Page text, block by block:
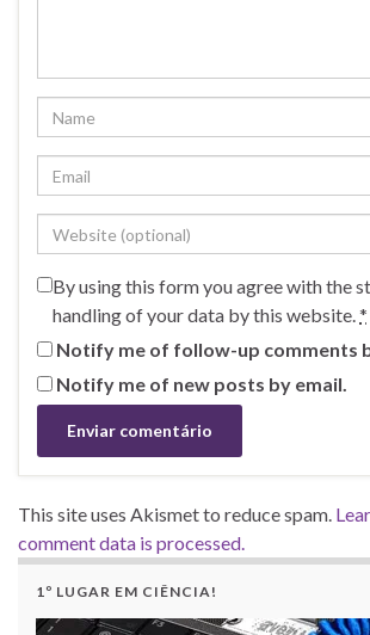
By using this form you agree with the
handling of your data by this website.*
Notify me of follow-up comments
Notify me of new posts by email.
This site uses Akismet to reduce spam.
comment data is processed.
1º LUGAR EM CIÊNCIA!